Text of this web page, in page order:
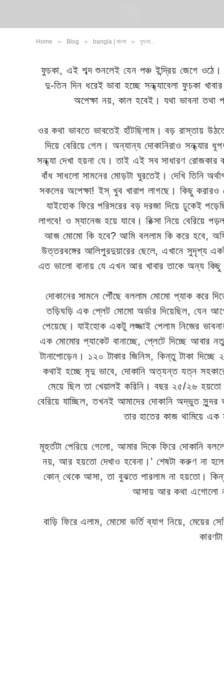
Home » Blog » bangla | বাংলা » ফুচকা…
ফুচকা, এই শব্দ শুনলেই যেন পঞ্চ ইন্দ্রিয় জেগে
দু-তিন দিন ধরেই ভাবা হচ্ছে সন্ধ্যাবেলা ফুচকা
অপেক্ষা নয়, কাল হবেই। যথা ভাবনা তথা
ওর কথা ভাবতে ভাবতেই হাঁটছিলাম। বড় রাস্তায়
দিয়ে বেরিয়ে গেল। অন্যান্য দোকানিরাও
সন্ধ্যা দেখা হয়না যে। তাই এই সব সাধারণ
বাঁধ সাধলো সামনের মোড়টা ঘুরতেই। দেখি তিনি
সকলের অপেক্ষা! ইস্ খুব খারাপ লাগছে। কিছু
যাইহোক ফিরে পরিসরের বড় দরজা দিয়ে ঢুকেই
লাগবে! ও ম্যানেজ হয়ে যাবে। রিক্সা নিয়ে
আজ মোমো কি হবে? আমি বললাম কি করে হবে,
উত্তরবঙ্গের আলিপুরদুয়ারের ছেলে, এখানে সুদৃশ্য
এত ভালো বানায় যে এখন আর খাবার তাকে অন্য কিছু
দোকানের সামনে পৌঁছে বললাম মোমো প্যাক করে
তড়িঘড়ি এক প্লেট মোমো অর্ডার দিয়েছিল, যেন
পেয়েছে। যাইহোক একটু লজ্জাই পেলাম নিজের
এক মোমোর প্যাকেট বানাচ্ছে, প্লেটে দিচ্ছে আবার
টানাপোড়েন। ১২০ টাকার জিনিস, কিন্তু টাকা
কথাই হচ্ছে মৃদু ভাবে, দোকানি অত্যন্ত যত্ন
মেয়ে ছিল তা খেয়ালই করিনি। বছর ২৫/২৬
বেরিয়ে যাচ্ছিল, তখনই আমাদের দোকানি অদ্ভুত
তার হাতের কাজ থামিয়ে এক
মূহুর্তটা পেরিয়ে গেলো, আমার দিকে ফিরে দোকানি
নয়, আর হয়তো দেখাও হবেনা।’ শেষটা করুণ না হলেও
কোন্ থেকে আসা, তা বুঝতে পারলাম না হয়তো।
আসায় আর কথা এগোলো
বাড়ি ফিরে এলাম, মোমো ভর্তি ব্যাগ নিয়ে,